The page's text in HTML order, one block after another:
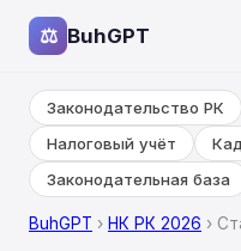
⚖ BuhGPT
Законодательство РК
Налоговый учёт
Законодательная база
BuhGPT › НК РК 2026 ›